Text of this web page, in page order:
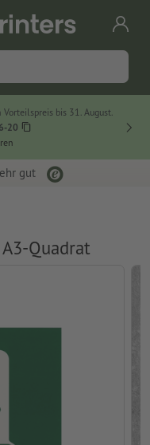
bis 31. August.
20
gut
Quadrat